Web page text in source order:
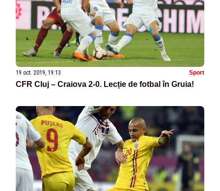
19 oct. 2019, 19:13 Sport
CFR Cluj – Craiova 2-0. Lecție de fotbal în Gruia!